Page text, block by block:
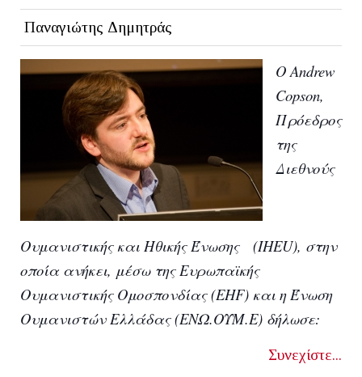
Παναγιώτης Δημητράς
Ο Andrew
Copson,
Πρόεδρος
της
Διεθνούς
Ουμανιστικής και Ηθικής Ένωσης (IHEU), στην
οποία ανήκει, μέσω της Ευρωπαϊκής
Ουμανιστικής Ομοσπονδίας (EHF) και η Ένωση
Ουμανιστών Ελλάδας(ΕΝΩ.ΟΥΜ.Ε) δήλωσε:
Συνεχίστε...